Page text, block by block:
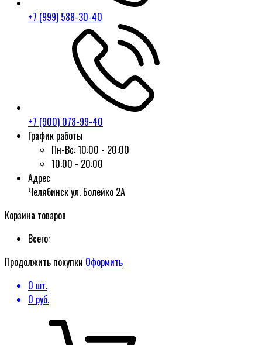
+7 (999) 588-30-40
+7 (900) 078-99-40
График работы
Пн-Вс:10:00 - 20:00
10:00 - 20:00
Адрес
Челябинск ул. Болейко 2А
Корзина товаров
Всего:
Продолжить покупки Оформить
0 шт.
0 руб.